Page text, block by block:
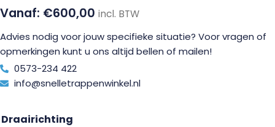
€600,00 incl. BTW
Advies nodig voor jouw specifieke situatie? Voor vragen of
opmerkingen kunt u ons altijd bellen of mailen!
0573-234 422
info@snelletrappenwinkel.nl
Draairichting